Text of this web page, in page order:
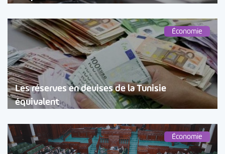
Économie
Les réserves en devises de la Tunisie
équivalent
Économie